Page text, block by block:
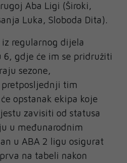
Aba Ligi (Široki,
Luka, Sloboda Dita).
regularnog dijela
gdje će im se pridružiti
sezone,
tim
opstanak ekipa koje
zavisiti od statusa
u međunarodnim
u ABA 2 ligu osigurat
na tabeli nakon